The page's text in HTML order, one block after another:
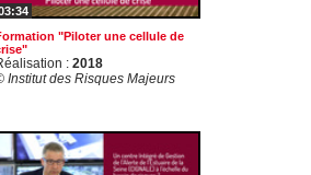
"Piloter une cellule de
: 2018
Institut des Risques Majeurs